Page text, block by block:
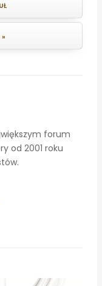
forum
od 2001 roku